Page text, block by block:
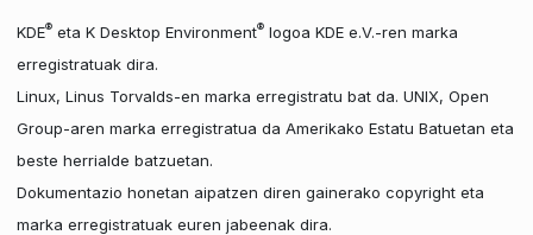
KDE®eta K Desktop Environment®logoa KDE e.V.-ren marka
erregistratuak dira.
Linux, Linus Torvalds-en marka erregistratu bat da. UNIX, Open
Group-aren marka erregistratua da Amerikako Estatu Batuetan eta
beste herrialde batzuetan.
Dokumentazio honetan aipatzen diren gainerako copyright eta
marka erregistratuak euren jabeenak dira.